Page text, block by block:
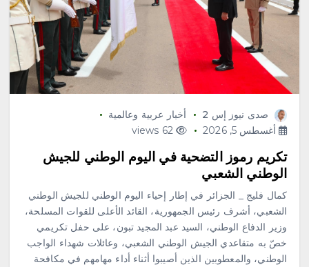
صدى نيوز إس 2
أخبار عربية وعالمية
أغسطس 5, 2026
62 views
تكريم رموز التضحية في اليوم الوطني للجيش
الوطني الشعبي
كمال فليج _ الجزائر في إطار إحياء اليوم الوطني للجيش الوطني
الشعبي، أشرف رئيس الجمهورية، القائد الأعلى للقوات المسلحة،
وزير الدفاع الوطني، السيد عبد المجيد تبون، على حفل تكريمي
خصّ به متقاعدي الجيش الوطني الشعبي، وعائلات شهداء الواجب
الوطني، والمعطوبين الذين أصيبوا أثناء أداء مهامهم في مكافحة